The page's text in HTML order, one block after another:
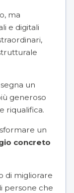
ma
e digitali
un
generoso
riqualifica.
un
concreto
di migliorare
persone che